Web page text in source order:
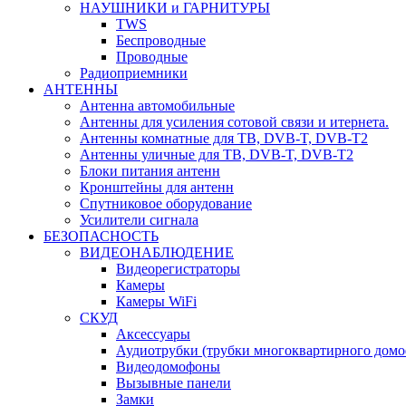
НАУШНИКИ и ГАРНИТУРЫ
TWS
Беспроводные
Проводные
Радиоприемники
АНТЕННЫ
Антенна автомобильные
Антенны для усиления сотовой связи и итернета.
Антенны комнатные для ТВ, DVB-T, DVB-T2
Антенны уличные для ТВ, DVB-T, DVB-T2
Блоки питания антенн
Кронштейны для антенн
Спутниковое оборудование
Усилители сигнала
БЕЗОПАСНОСТЬ
ВИДЕОНАБЛЮДЕНИЕ
Видеорегистраторы
Камеры
Камеры WiFi
СКУД
Аксессуары
Аудиотрубки (трубки многоквартирного
Видеодомофоны
Вызывные панели
Замки